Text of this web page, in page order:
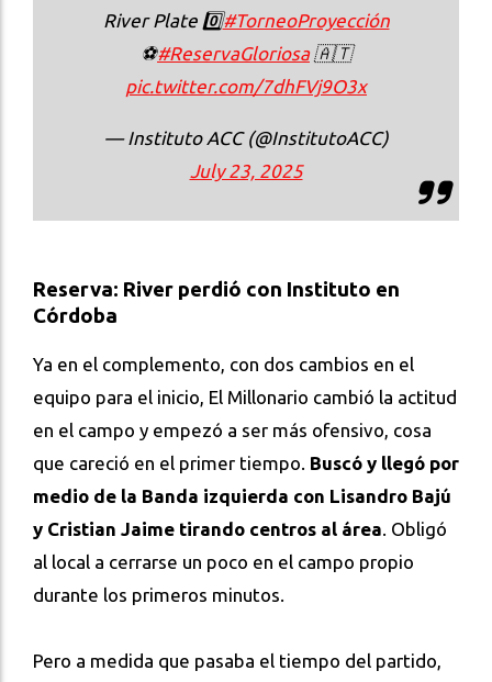
River Plate 0️⃣#TorneoProyección
⚽#ReservaGloriosa🇦🇹
pic.twitter.com/7dhFVj9O3x
— Instituto ACC (@InstitutoACC)
July 23, 2025
Reserva: River perdió con Instituto en
Córdoba
Ya en el complemento, con dos cambios en el
equipo para el inicio, El Millonario cambió la actitud
en el campo y empezó a ser más ofensivo, cosa
que careció en el primer tiempo. Buscó y llegó por
medio de la Banda izquierda con Lisandro Bajú
y Cristian Jaime tirando centros al área. Obligó
al local a cerrarse un poco en el campo propio
durante los primeros minutos.
Pero a medida que pasaba el tiempo del partido,